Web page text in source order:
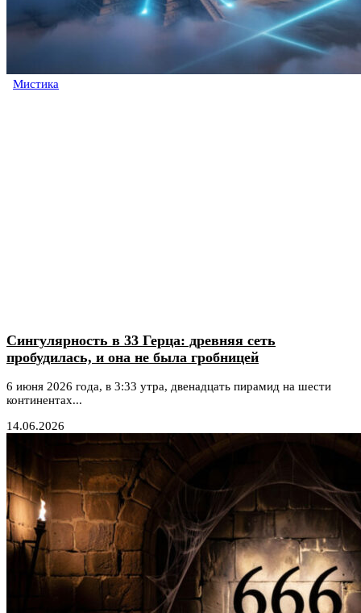
Мистика
Сингулярность в 33 Герца: древняя сеть
пробудилась, и она не была гробницей
6 июня 2026 года, в 3:33 утра, двенадцать пирамид на шести
континентах...
14.06.2026